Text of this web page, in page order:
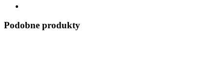
Podobne produkty